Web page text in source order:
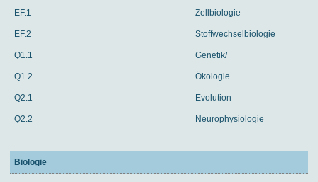
EF.1 Zellbiologie
EF.2 Stoffwechselbiologie
Q1.1 Genetik/
Q1.2 Ökologie
Q2.1 Evolution
Q2.2 Neurophysiologie
Biologie